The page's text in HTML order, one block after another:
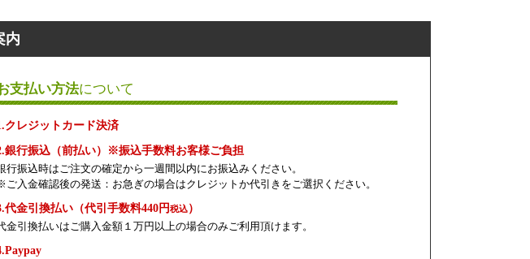
内
支払い方法について
クレジットカード決済
銀行振込（前払い）※振込手数料お客様ご負担
行振込時はご注文の確定から一週間以内にお振込みください。
ご入金確認後の発送：お急ぎの場合はクレジットか代引きをご選択ください。
代金引換払い（代引手数料440円税込）
金引換払いはご購入金額１万円以上の場合のみご利用頂けます。